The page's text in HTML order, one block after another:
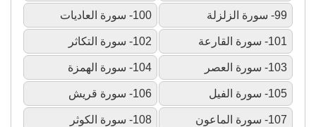
99- سورة الزلزلة 100- سورة العاديات
101- سورة القارعة 102- سورة التكاثر
103- سورة العصر 104- سورة الهمزة
105- سورة الفيل 106- سورة قريش
107- سورة الماعون 108- سورة الكوثر